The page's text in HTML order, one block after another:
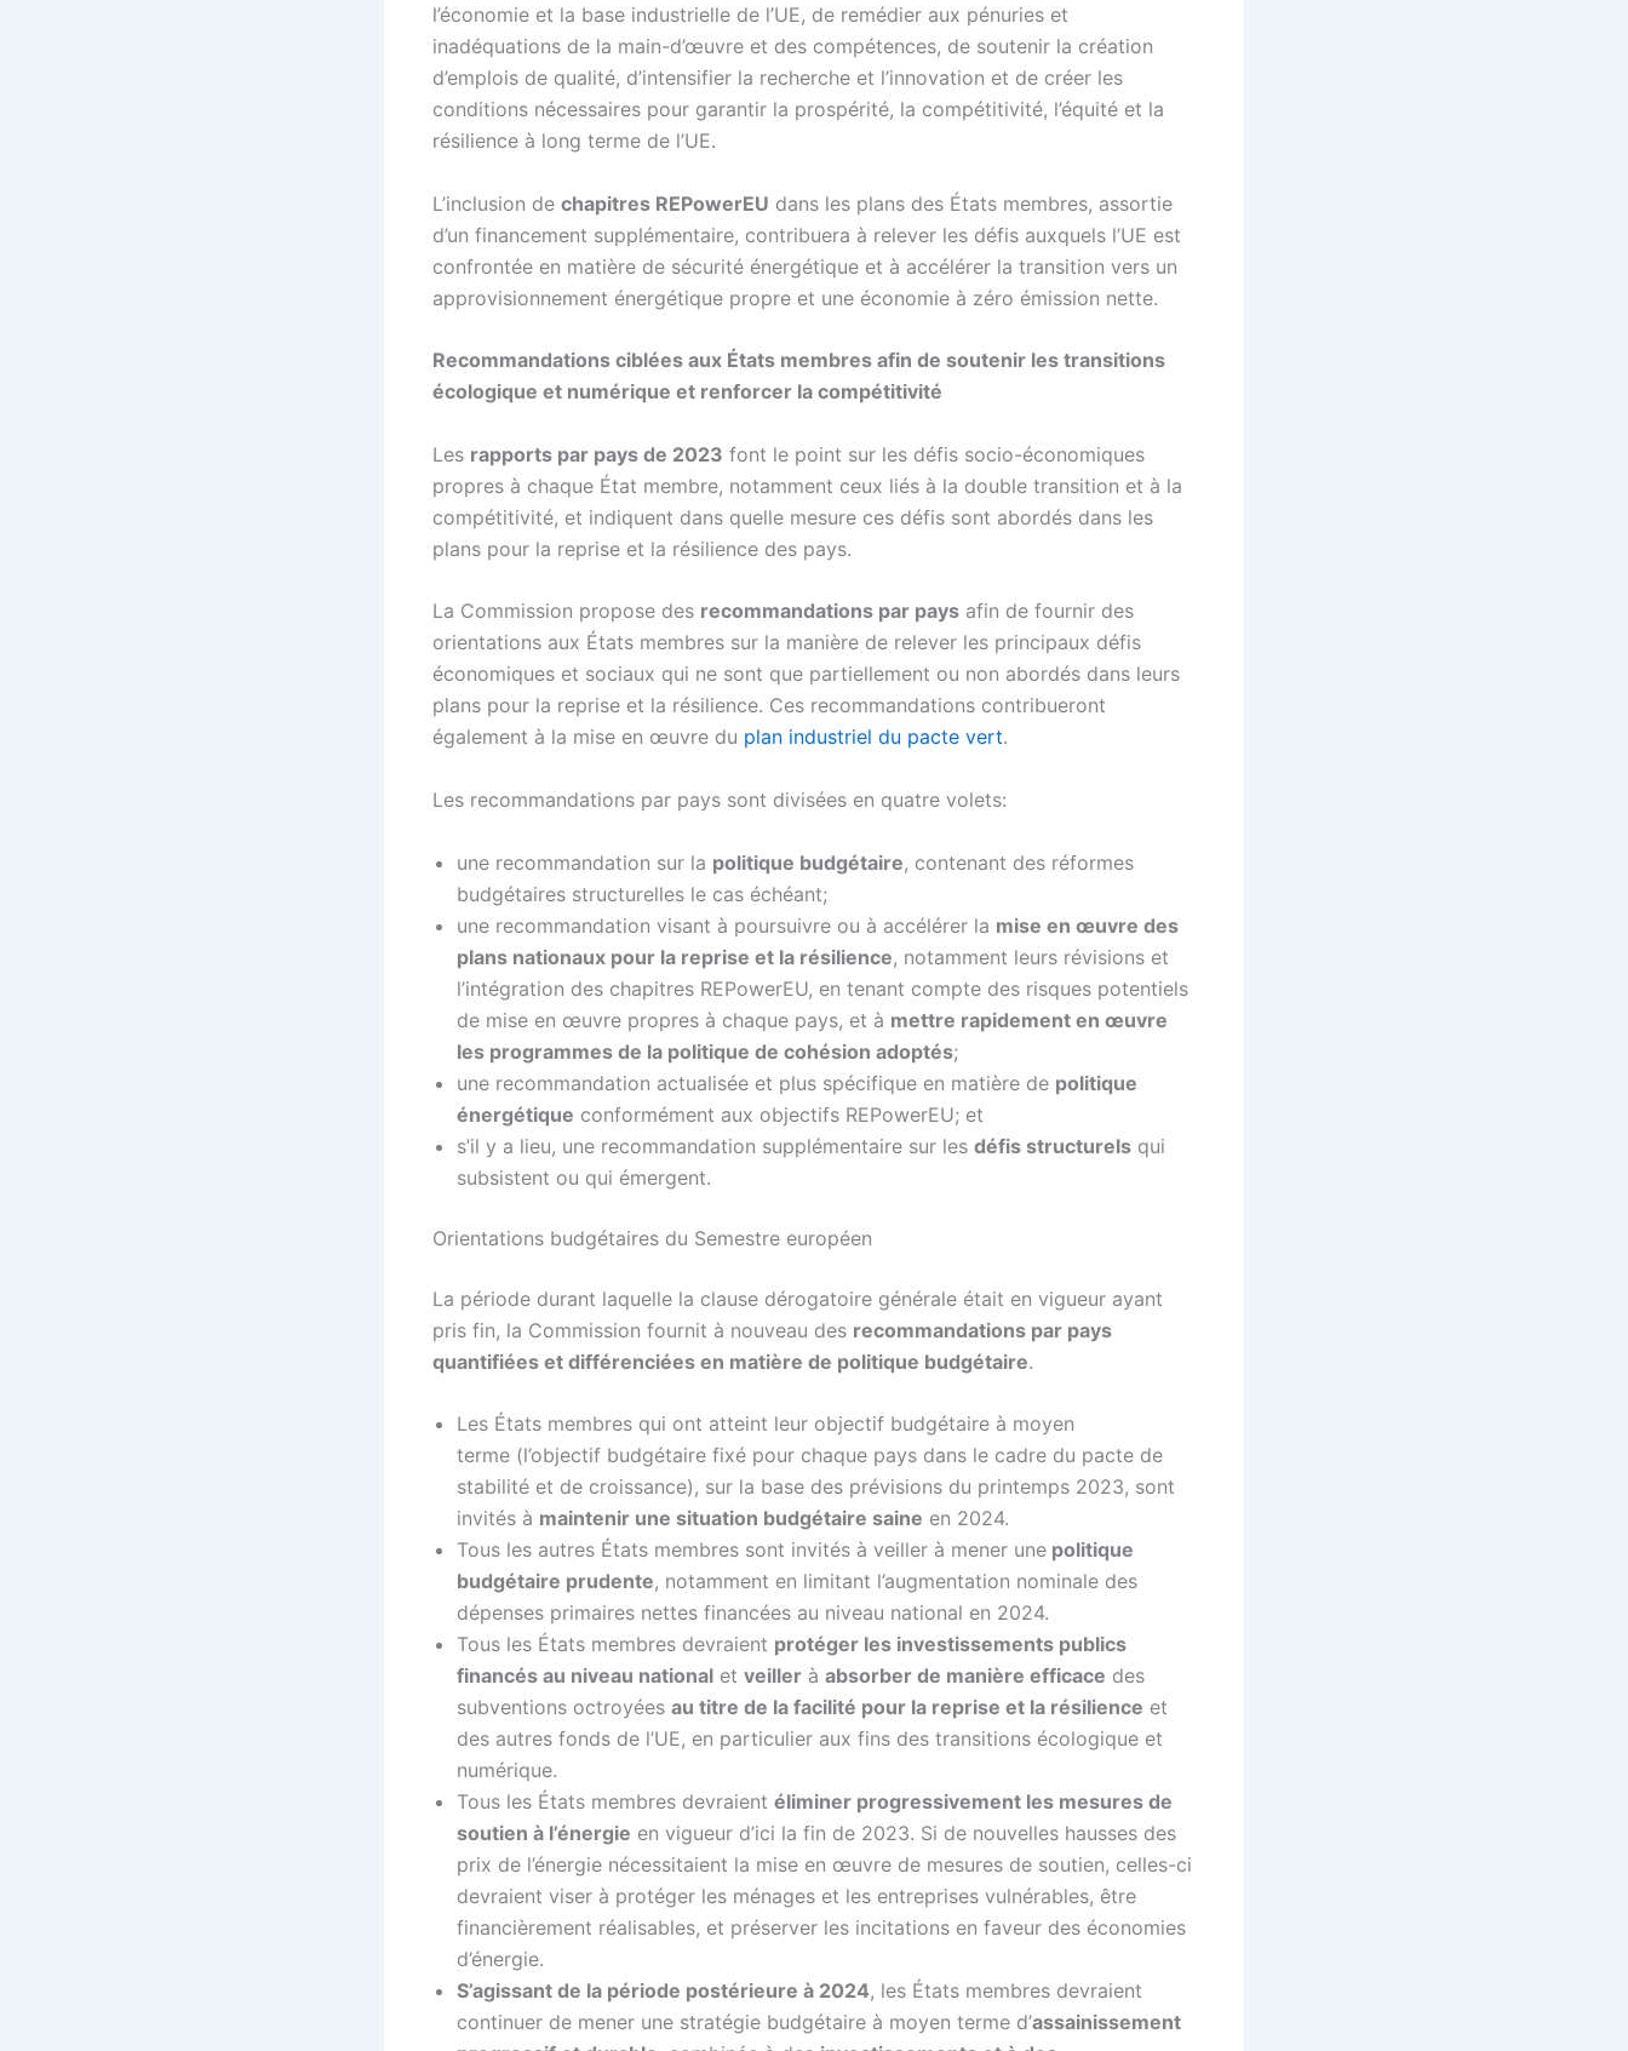
l’économie et la base industrielle de l’UE, de remédier aux pénuries et
inadéquations de la main-d’œuvre et des compétences, de soutenir la création
d’emplois de qualité, d’intensifier la recherche et l’innovation et de créer les
conditions nécessaires pour garantir la prospérité, la compétitivité, l’équité et la
résilience à long terme de l’UE.
L’inclusion de chapitres REPowerEU dans les plans des États membres, assortie
d’un financement supplémentaire, contribuera à relever les défis auxquels l’UE est
confrontée en matière de sécurité énergétique et à accélérer la transition vers un
approvisionnement énergétique propre et une économie à zéro émission nette.
Recommandations ciblées aux États membres afin de soutenir les transitions
écologique et numérique et renforcer la compétitivité
Les rapports par pays de 2023 font le point sur les défis socio-économiques
propres à chaque État membre, notamment ceux liés à la double transition et à la
compétitivité, et indiquent dans quelle mesure ces défis sont abordés dans les
plans pour la reprise et la résilience des pays.
La Commission propose des recommandations par pays afin de fournir des
orientations aux États membres sur la manière de relever les principaux défis
économiques et sociaux qui ne sont que partiellement ou non abordés dans leurs
plans pour la reprise et la résilience. Ces recommandations contribueront
également à la mise en œuvre du plan industriel du pacte vert.
Les recommandations par pays sont divisées en quatre volets:
une recommandation sur la politique budgétaire, contenant des réformes
budgétaires structurelles le cas échéant;
une recommandation visant à poursuivre ou à accélérer la mise en œuvre des
plans nationaux pour la reprise et la résilience, notamment leurs révisions et
l’intégration des chapitres REPowerEU, en tenant compte des risques potentiels
de mise en œuvre propres à chaque pays, et à mettre rapidement en œuvre
les programmes de la politique de cohésion adoptés;
une recommandation actualisée et plus spécifique en matière de politique
énergétique conformément aux objectifs REPowerEU; et
s’il y a lieu, une recommandation supplémentaire sur les défis structurels qui
subsistent ou qui émergent.
Orientations budgétaires du Semestre européen
La période durant laquelle la clause dérogatoire générale était en vigueur ayant
pris fin, la Commission fournit à nouveau des recommandations par pays
quantifiées et différenciées en matière de politique budgétaire.
Les États membres qui ont atteint leur objectif budgétaire à moyen
terme (l’objectif budgétaire fixé pour chaque pays dans le cadre du pacte de
stabilité et de croissance), sur la base des prévisions du printemps 2023, sont
invités à maintenir une situation budgétaire saine en 2024.
Tous les autres États membres sont invités à veiller à mener une politique
budgétaire prudente, notamment en limitant l’augmentation nominale des
dépenses primaires nettes financées au niveau national en 2024.
Tous les États membres devraient protéger les investissements publics
financés au niveau national et veiller à absorber de manière efficace des
subventions octroyées au titre de la facilité pour la reprise et la résilience et
des autres fonds de l’UE, en particulier aux fins des transitions écologique et
numérique.
Tous les États membres devraient éliminer progressivement les mesures de
soutien à l’énergie en vigueur d’ici la fin de 2023. Si de nouvelles hausses des
prix de l’énergie nécessitaient la mise en œuvre de mesures de soutien, celles-ci
devraient viser à protéger les ménages et les entreprises vulnérables, être
financièrement réalisables, et préserver les incitations en faveur des économies
d’énergie.
S’agissant de la période postérieure à 2024, les États membres devraient
continuer de mener une stratégie budgétaire à moyen terme d’assainissement